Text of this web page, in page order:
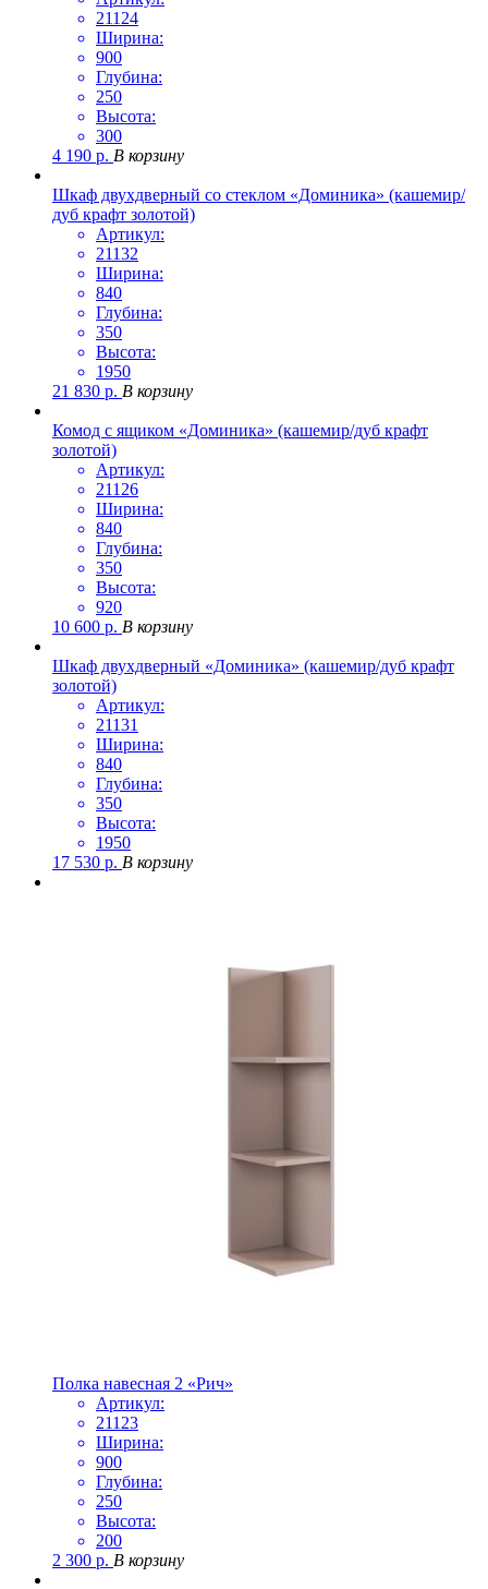
21124
Ширина:
900
Глубина:
250
Высота:
300
4 190 р. В корзину
Шкаф двухдверный со стеклом «Доминика» (кашемир/
дуб крафт золотой)
Артикул:
21132
Ширина:
840
Глубина:
350
Высота:
1950
21 830 р. В корзину
Комод с ящиком «Доминика» (кашемир/дуб крафт
золотой)
Артикул:
21126
Ширина:
840
Глубина:
350
Высота:
920
10 600 р. В корзину
Шкаф двухдверный «Доминика» (кашемир/дуб крафт
золотой)
Артикул:
21131
Ширина:
840
Глубина:
350
Высота:
1950
17 530 р. В корзину
Полка навесная 2 «Рич»
Артикул:
21123
Ширина:
900
Глубина:
250
Высота:
200
2 300 р. В корзину